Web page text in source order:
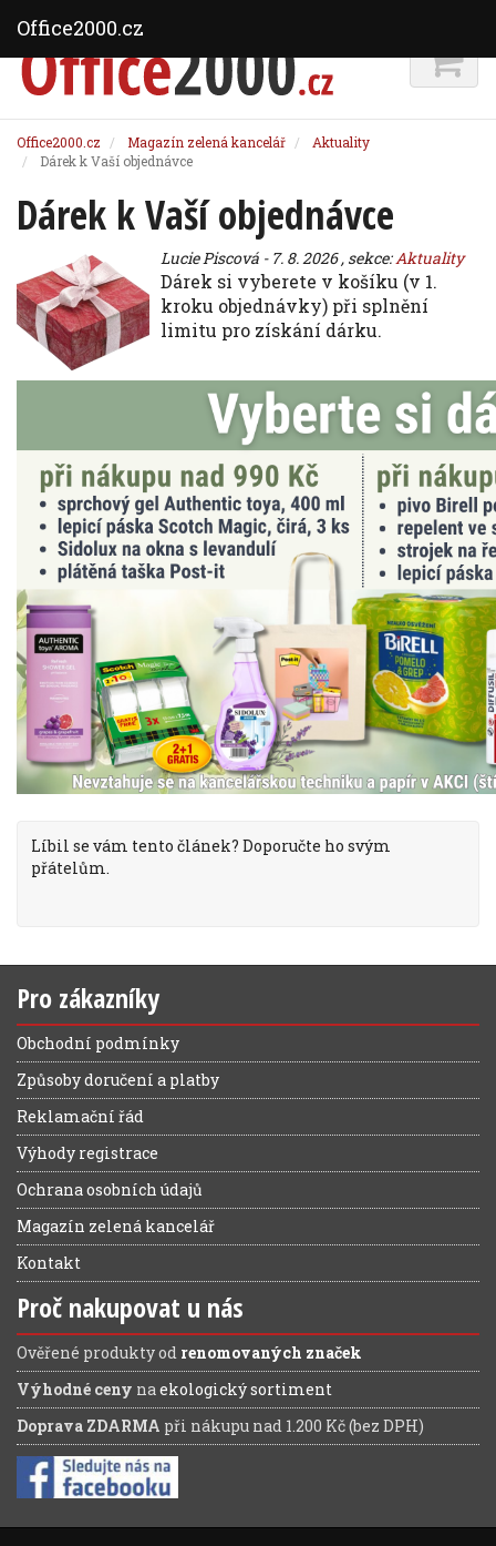
Office2000.cz Magazín zelená kancelář
Aktuality
Dárek k Vaší objednávce
Dárek k Vaší objednávce
Lucie Piscová - 7. 8. 2026 , sekce:Aktuality
Dárek si vyberete v košíku (v 1.
kroku objednávky) při splnění
limitu pro získání dárku.
Líbil se vám tento článek? Doporučte ho svým
přátelům.
Pro zákazníky
Obchodní podmínky
Způsoby doručení a platby
Reklamační řád
Výhody registrace
Ochrana osobních údajů
Magazín zelená kancelář
Kontakt
Proč nakupovat u nás
Ověřené produkty od renomovaných značek
Výhodné ceny naekologický sortiment
Doprava ZDARMA při nákupu nad 1.200 Kč (bez DPH)
Office2000.cz